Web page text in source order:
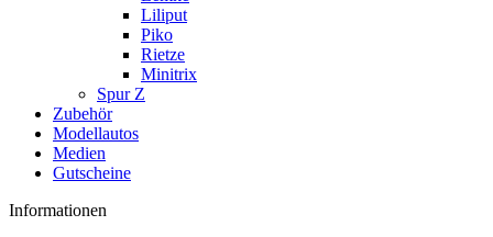
Liliput
Piko
Rietze
Minitrix
Spur Z
Zubehör
Modellautos
Medien
Gutscheine
Informationen